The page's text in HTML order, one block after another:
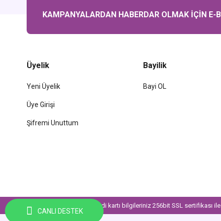
CANLI DESTEK
KAMPANYALARDAN HABERDAR OLMAK İÇİN E-
Üyelik
Yeni Üyelik
Üye Girişi
Şifremi Unuttum
Bayilik
Bayi OL
© Tüm Hakları Saklıdır. Kredi kartı bilgileriniz 256bit SSL sertifikası